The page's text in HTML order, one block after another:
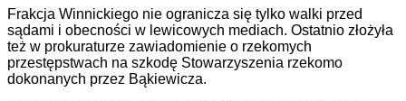
Frakcja Winnickiego nie ogranicza się tylko walki przed
sądami i obecności w lewicowych mediach. Ostatnio złożyła
też w prokuraturze zawiadomienie o rzekomych
przestępstwach na szkodę Stowarzyszenia rzekomo
dokonanych przez Bąkiewicza.